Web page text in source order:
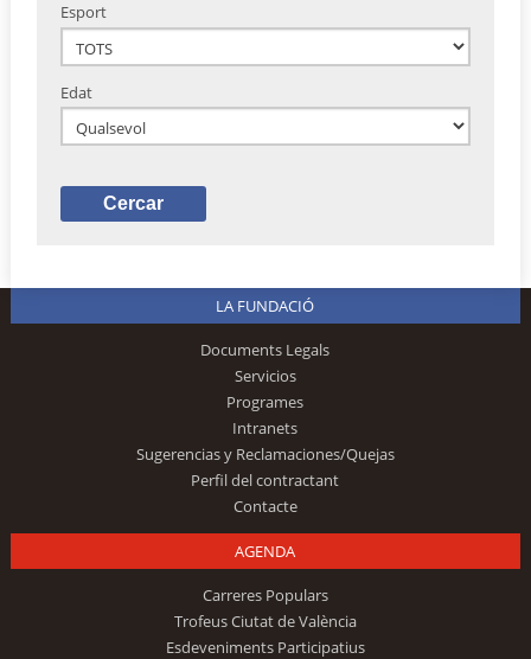
Esport
Edat
LA FUNDACIÓ
Documents Legals
Servicios
Programes
Intranets
Sugerencias y Reclamaciones/Quejas
Perfil del contractant
Contacte
AGENDA
Carreres Populars
Trofeus Ciutat de València
Esdeveniments Participatius